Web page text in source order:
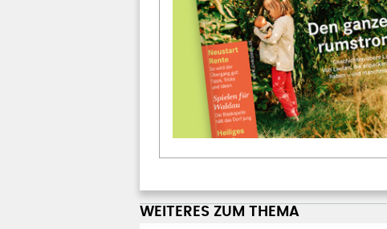
WEITERES ZUM THEMA